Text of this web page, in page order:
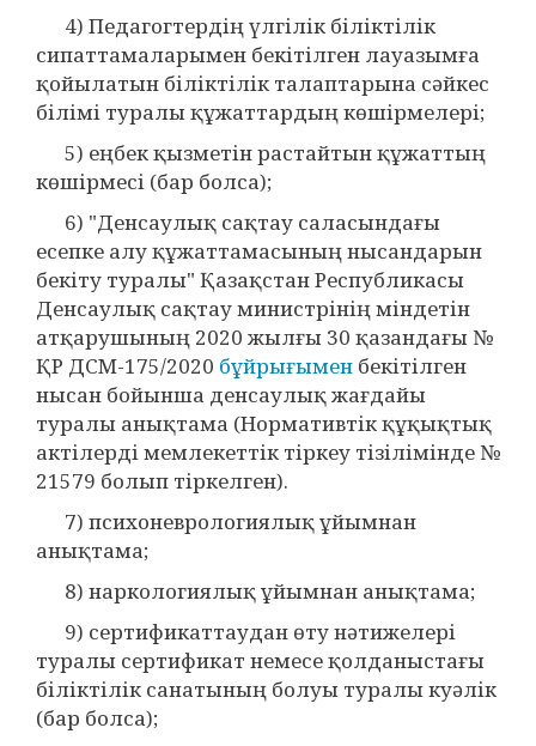
4) Педагогтердің үлгілік біліктілік
сипаттамаларымен бекітілген лауазымға
қойылатын біліктілік талаптарына сәйкес
білімі туралы құжаттардың көшірмелері;
5) еңбек қызметін растайтын құжаттың
көшірмесі (бар болса);
6) "Денсаулық сақтау саласындағы
есепке алу құжаттамасының нысандарын
бекіту туралы" Қазақстан Республикасы
Денсаулық сақтау министрінің міндетін
атқарушының 2020 жылғы 30 қазандағы №
ҚР ДСМ-175/2020 бұйрығымен бекітілген
нысан бойынша денсаулық жағдайы
туралы анықтама (Нормативтік құқықтық
актілерді мемлекеттік тіркеу тізілімінде №
21579 болып тіркелген).
7) психоневрологиялық ұйымнан
анықтама;
8) наркологиялық ұйымнан анықтама;
9) сертификаттаудан өту нәтижелері
туралы сертификат немесе қолданыстағы
біліктілік санатының болуы туралы куәлік
(бар болса);